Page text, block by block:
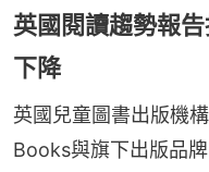
英國閱讀趨勢報
下降
英國兒童圖書出版機
Books與旗下出版品